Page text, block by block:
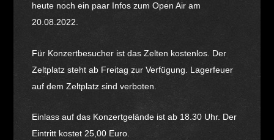
heute noch ein paar Infos zum Open Air am
20.08.2022.
Für Konzertbesucher ist das Zelten kostenlos. Der
Zeltplatz steht ab Freitag zur Verfügung. Lagerfeuer
auf dem Zeltplatz sind verboten.
Einlass auf das Konzertgelände ist ab 18.30 Uhr. Der
Eintritt kostet 25,00 Euro.